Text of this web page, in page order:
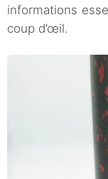
informations
coup d’œil.